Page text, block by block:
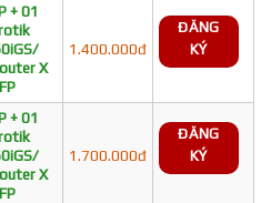
+ 01
X
1.400.000đ
ĐĂNG
KÝ
+ 01
X
1.700.000đ
ĐĂNG
KÝ